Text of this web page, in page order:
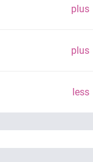
plus
plus
less